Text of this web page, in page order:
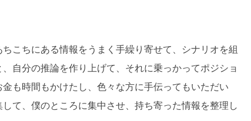
こちにある情報をうまく手繰り寄せて、シナリオを組
自分の推論を作り上げて、それに乗っかってポジショ
も時間もかけたし、色々な方に手伝ってもいただい
て、僕のところに集中させ、持ち寄った情報を整理し